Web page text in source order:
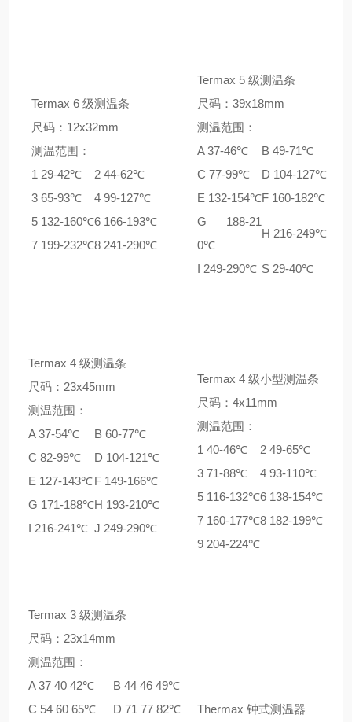
Termax 6 级测温条
尺码：12x32mm
测温范围：
1 29-42℃
2 44-62℃
3 65-93℃
4 99-127℃
5 132-160℃6 166-193℃
7 199-232℃8 241-290℃
Termax 5 级测温条
尺码：39x18mm
测温范围：
A 37-46℃
B 49-71℃
C 77-99℃
D 104-127℃
E 132-154℃F 160-182℃
G 188-21
0℃
H 216-249℃
I 249-290℃ S 29-40℃
Termax 4 级测温条
尺码：23x45mm
测温范围：
A 37-54℃
B 60-77℃
C 82-99℃
D 104-121℃
E 127-143℃F 149-166℃
G 171-188℃H 193-210℃
I 216-241℃ J 249-290℃
Termax 4 级小型测温条
尺码：4x11mm
测温范围：
1 40-46℃
2 49-65℃
3 71-88℃
4 93-110℃
5 116-132℃6 138-154℃
7 160-177℃8 182-199℃
9 204-224℃
Termax 3 级测温条
尺码：23x14mm
测温范围：
A 37 40 42℃
B 44 46 49℃
C 54 60 65℃
D 71 77 82℃
Thermax 钟式测温器